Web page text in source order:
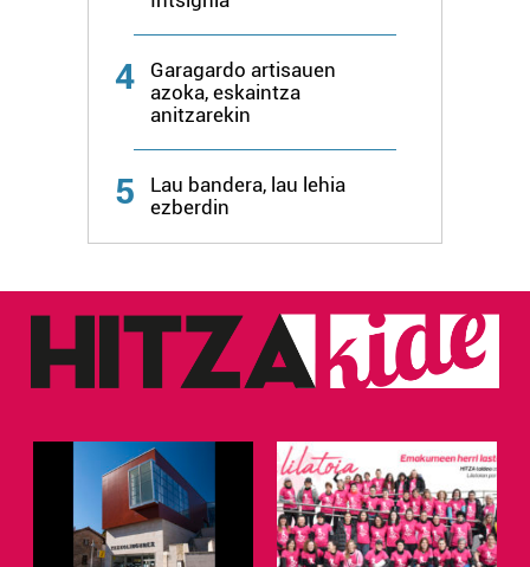
Webgune honek cookie propioak eta hirugarrenen cookie-
fitxategiak erabiltzen ditu. Zure esperientzia eta
erabiltzeko baimen esplizitua ematen diguzu.
4
Garagardo artisauen
azoka, eskaintza
anitzarekin
5
Lau bandera, lau lehia
ezberdin